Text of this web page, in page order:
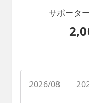
サポータ
2026/08